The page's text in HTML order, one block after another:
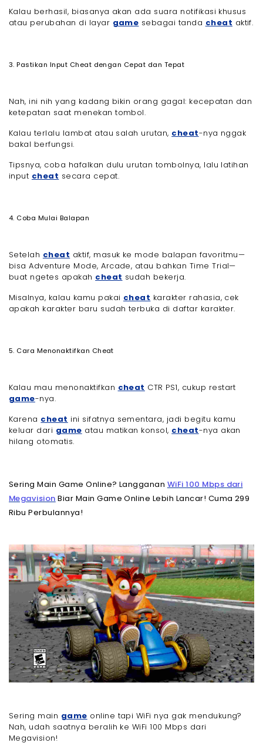
Kalau berhasil, biasanya akan ada suara notifikasi khusus
atau perubahan di layar game sebagai tanda cheat aktif.
3. Pastikan Input Cheat dengan Cepat dan Tepat
Nah, ini nih yang kadang bikin orang gagal: kecepatan dan
ketepatan saat menekan tombol.
Kalau terlalu lambat atau salah urutan, cheat-nya nggak
bakal berfungsi.
Tipsnya, coba hafalkan dulu urutan tombolnya, lalu latihan
input cheat secara cepat.
4. Coba Mulai Balapan
Setelah cheat aktif, masuk ke mode balapan favoritmu—
bisa Adventure Mode, Arcade, atau bahkan Time Trial—
buat ngetes apakah cheat sudah bekerja.
Misalnya, kalau kamu pakai cheat karakter rahasia, cek
apakah karakter baru sudah terbuka di daftar karakter.
5. Cara Menonaktifkan Cheat
Kalau mau menonaktifkan cheat CTR PS1, cukup restart
game-nya.
Karena cheat ini sifatnya sementara, jadi begitu kamu
keluar dari game atau matikan konsol, cheat-nya akan
hilang otomatis.
Sering Main Game Online? Langganan WiFi 100 Mbps dari
Megavision Biar Main Game Online Lebih Lancar! Cuma 299
Ribu Perbulannya!
Sering main game online tapi WiFi nya gak mendukung?
Nah, udah saatnya beralih ke WiFi 100 Mbps dari
Megavision!